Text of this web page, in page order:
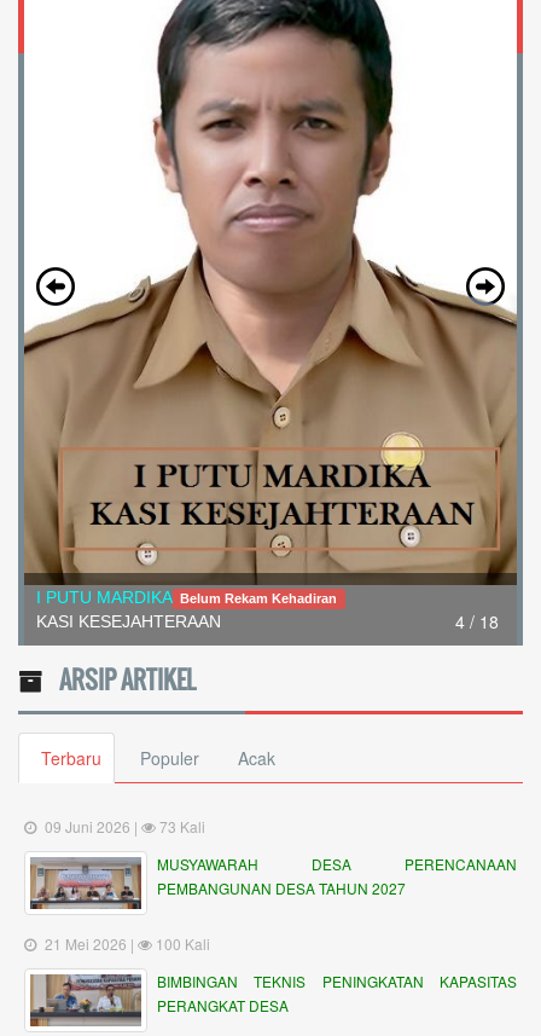
4 / 18
I PUTU MARDIKA Belum Rekam Kehadiran
KASI KESEJAHTERAAN
ARSIP ARTIKEL
Terbaru Populer Acak
09 Juni 2026 |
73 Kali
MUSYAWARAH DESA PERENCANAAN
PEMBANGUNAN DESA TAHUN 2027
21 Mei 2026 |
100 Kali
BIMBINGAN TEKNIS PENINGKATAN KAPASITAS
PERANGKAT DESA